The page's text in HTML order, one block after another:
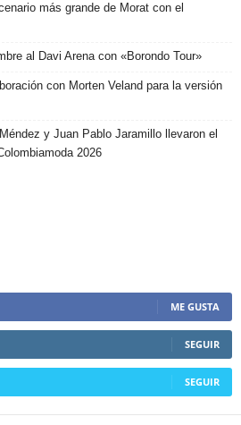
más grande de Morat con el
al Davi Arena con «Borondo Tour»
con Morten Veland para la versión
y Juan Pablo Jaramillo llevaron el
2026
ME GUSTA
SEGUIR
SEGUIR